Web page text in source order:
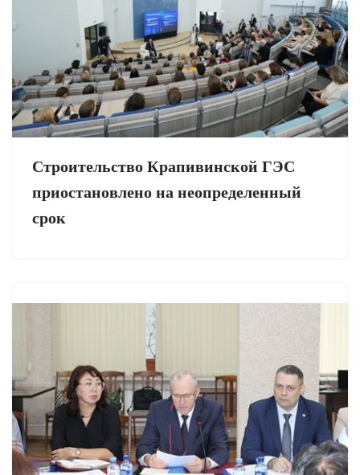
Строительство Крапивинской ГЭС
приостановлено на неопределенный
срок